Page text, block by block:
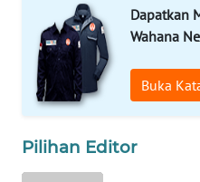
Dapatkan
Wahana
Buka
Pilihan Editor
WAHANA
UMKM
WAHANA
SELEB